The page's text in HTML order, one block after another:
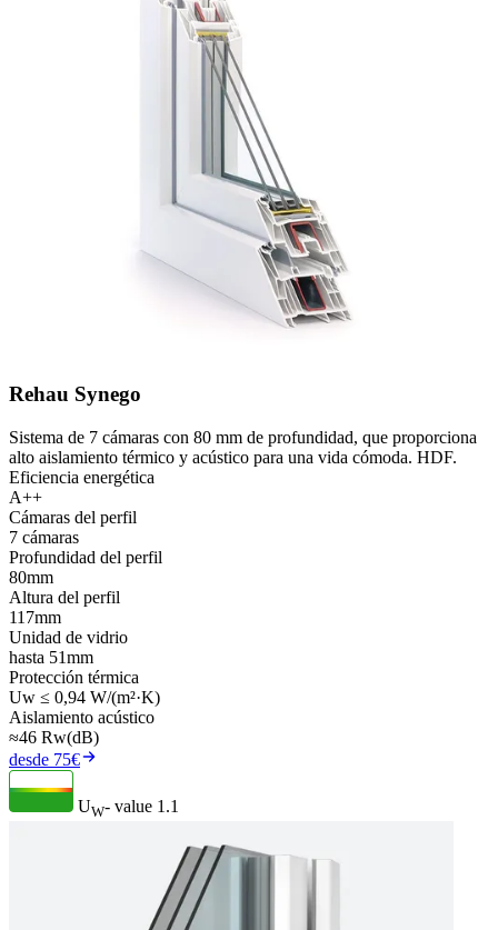
Rehau Synego
Sistema de 7 cámaras con 80 mm de profundidad, que proporciona
alto aislamiento térmico y acústico para una vida cómoda. HDF.
Eficiencia energética
A++
Cámaras del perfil
7 cámaras
Profundidad del perfil
80mm
Altura del perfil
117mm
Unidad de vidrio
hasta 51mm
Protección térmica
Uw ≤ 0,94 W/(m²·K)
Aislamiento acústico
≈46 Rw(dB)
desde 75€
UW- value 1.1